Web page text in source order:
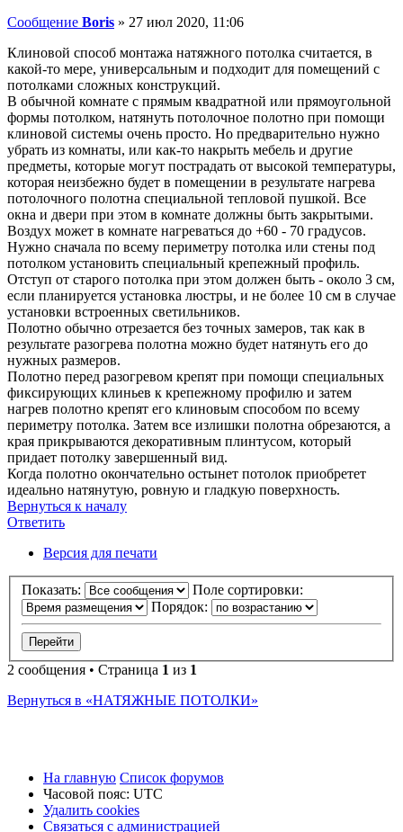
Сообщение Boris » 27 июл 2020, 11:06
Клиновой способ монтажа натяжного потолка считается, в
какой-то мере, универсальным и подходит для помещений с
потолками сложных конструкций.
В обычной комнате с прямым квадратной или прямоугольной
формы потолком, натянуть потолочное полотно при помощи
клиновой системы очень просто. Но предварительно нужно
убрать из комнаты, или как-то накрыть мебель и другие
предметы, которые могут пострадать от высокой температуры,
которая неизбежно будет в помещении в результате нагрева
потолочного полотна специальной тепловой пушкой. Все
окна и двери при этом в комнате должны быть закрытыми.
Воздух может в комнате нагреваться до +60 - 70 градусов.
Нужно сначала по всему периметру потолка или стены под
потолком установить специальный крепежный профиль.
Отступ от старого потолка при этом должен быть - около 3 см,
если планируется установка люстры, и не более 10 см в случае
установки встроенных светильников.
Полотно обычно отрезается без точных замеров, так как в
результате разогрева полотна можно будет натянуть его до
нужных размеров.
Полотно перед разогревом крепят при помощи специальных
фиксирующих клиньев к крепежному профилю и затем
нагрев полотно крепят его клиновым способом по всему
периметру потолка. Затем все излишки полотна обрезаются, а
края прикрываются декоративным плинтусом, который
придает потолку завершенный вид.
Когда полотно окончательно остынет потолок приобретет
идеально натянутую, ровную и гладкую поверхность.
Вернуться к началу
Ответить
Ответить
Версия для печати
Показать:
Поле сортировки:
Порядок:
2 сообщения • Страница 1 из 1
Вернуться в «НАТЯЖНЫЕ ПОТОЛКИ»
На главную Список форумов
Часовой пояс: UTC
Удалить cookies
Связаться
Связаться с администрацией